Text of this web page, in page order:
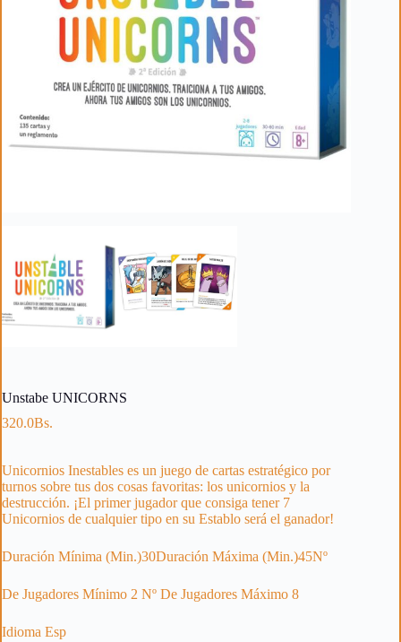
Unstabe UNICORNS
320.0Bs.
Unicornios Inestables es un juego de cartas estratégico por
turnos sobre tus dos cosas favoritas: los unicornios y la
destrucción. ¡El primer jugador que consiga tener 7
Unicornios de cualquier tipo en su Establo será el ganador!
Duración Mínima (Min.)30Duración Máxima (Min.)45Nº
De Jugadores Mínimo 2 Nº De Jugadores Máximo 8
Idioma Esp